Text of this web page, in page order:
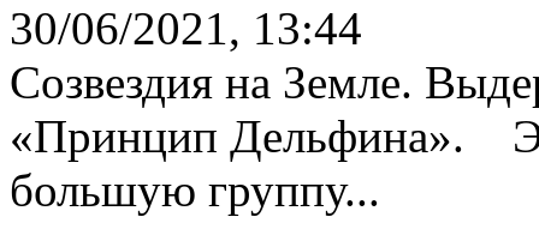
30/06/2021, 13:44
Созвездия на Земле.
«Принцип Дельфина».
большую группу...